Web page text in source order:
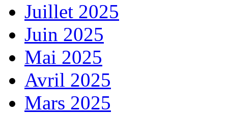
Juillet 2025
Juin 2025
Mai 2025
Avril 2025
Mars 2025